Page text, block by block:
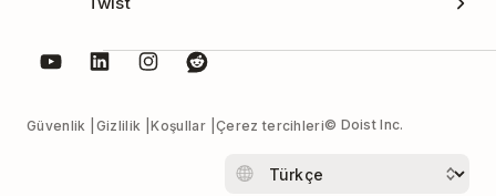
Güvenlik Gizlilik Koşullar Çerez tercihleri© Doist Inc.